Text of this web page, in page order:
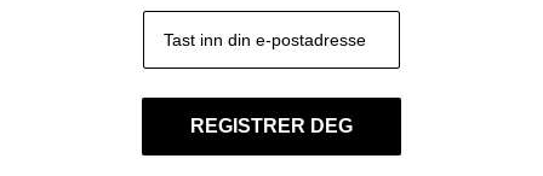
REGISTRER DEG